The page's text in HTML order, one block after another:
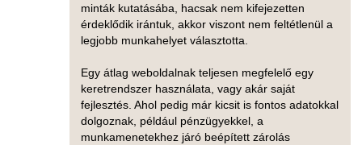
minták kutatásába, hacsak nem kifejezetten
érdeklődik irántuk, akkor viszont nem feltétlenül a
legjobb munkahelyet választotta.
Egy átlag weboldalnak teljesen megfelelő egy
keretrendszer használata, vagy akár saját
fejlesztés. Ahol pedig már kicsit is fontos adatokkal
dolgoznak, például pénzügyekkel, a
munkamenetekhez járó beépített zárolás